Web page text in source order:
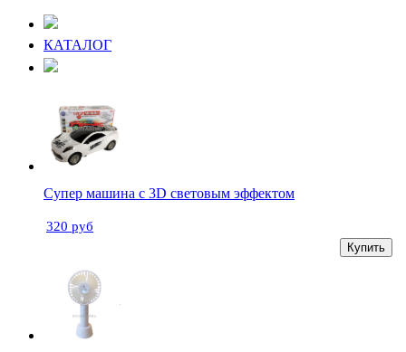
КАТАЛОГ
Супер машина с 3D световым эффектом
320 руб
Купить